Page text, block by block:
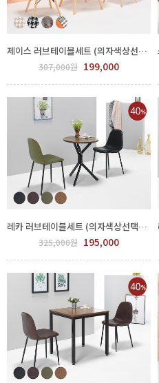
제이스 러브테이블세트 (의자색상선택) FPP74-0001.2
307,000원 199,000
레카 러브테이블세트 (의자색상선택) FPP76-0001.2
325,000원 195,000